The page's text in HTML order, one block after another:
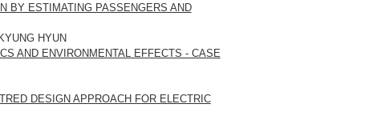
BY ESTIMATING PASSENGERS AND
HYUN
AND ENVIRONMENTAL EFFECTS - CASE
DESIGN APPROACH FOR ELECTRIC